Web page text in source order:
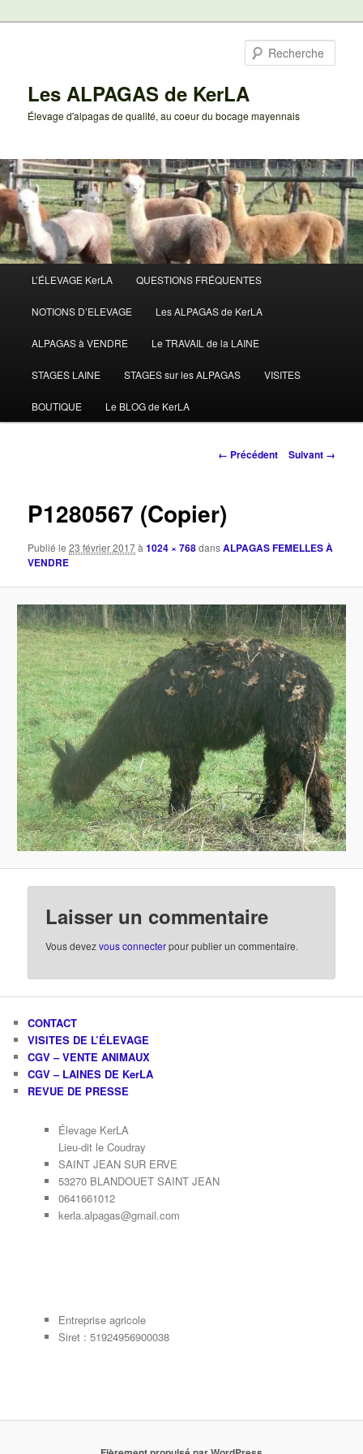
Les ALPAGAS de KerLA
Élevage d'alpagas de qualité, au coeur du bocage mayennais
principal
L’ÉLEVAGE KerLA QUESTIONS FRÉQUENTES
NOTIONS D’ELEVAGE Les ALPAGAS de KerLA
ALPAGAS à VENDRE Le TRAVAIL de la LAINE
STAGES LAINE STAGES sur les ALPAGAS VISITES
BOUTIQUE Le BLOG de KerLA
Navigation
← Précédent Suivant →
P1280567 (Copier)
Publié le23 février 2017à1024 × 768dansALPAGAS FEMELLES À
VENDRE
Laisser un commentaire
Vous devezvous connecterpour publier un commentaire.
CONTACT
VISITES DE L’ÉLEVAGE
CGV – VENTE ANIMAUX
CGV – LAINES DE KerLA
REVUE DE PRESSE
Élevage KerLA
Lieu-dit le Coudray
SAINT JEAN SUR ERVE
53270 BLANDOUET SAINT JEAN
0641661012
kerla.alpagas@gmail.com
Entreprise agricole
Siret : 51924956900038